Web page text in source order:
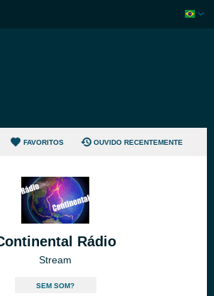
FAVORITOS OUVIDO RECENTEMENTE
Rádio
Stream
SEM SOM?